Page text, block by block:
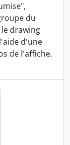
du
drawing
d'une
de l'affiche.